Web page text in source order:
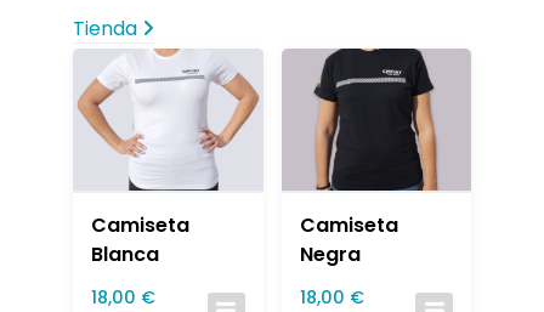
Tienda
Camiseta
Blanca
18,00 €
Camiseta
Negra
18,00 €